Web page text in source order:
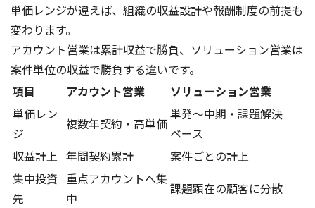
単価レンジが違えば、組織の収益設計や報酬制度の前提も
変わります。
アカウント営業は累計収益で勝負、ソリューション営業は
案件単位の収益で勝負する違いです。
項目
アカウント営業
ソリューション営業
単価レン
ジ
複数年契約・高単価
単発〜中期・課題解決
ベース
収益計上 年間契約累計
案件ごとの計上
集中投資
先
重点アカウントへ集
中
課題顕在の顧客に分散